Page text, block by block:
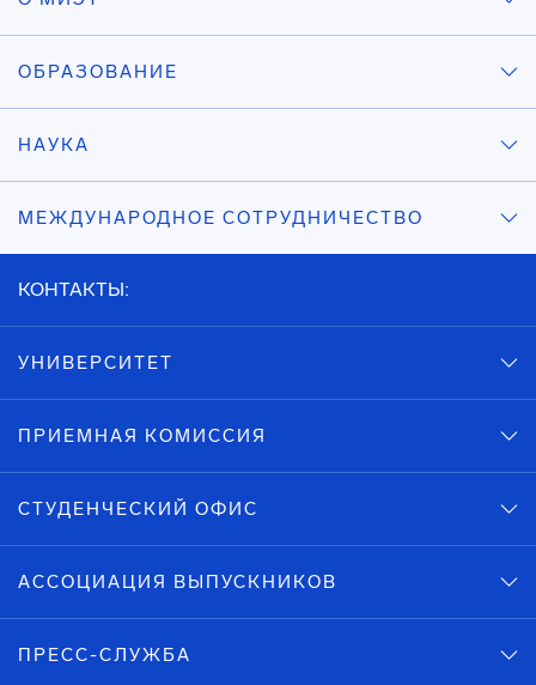
ОБРАЗОВАНИЕ
НАУКА
МЕЖДУНАРОДНОЕ СОТРУДНИЧЕСТВО
КОНТАКТЫ:
УНИВЕРСИТЕТ
ПРИЕМНАЯ КОМИССИЯ
СТУДЕНЧЕСКИЙ ОФИС
АССОЦИАЦИЯ ВЫПУСКНИКОВ
ПРЕСС-СЛУЖБА